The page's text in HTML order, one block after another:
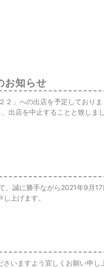
お知らせ
２」への出店を予定しておりま
出店を中止することと致しまし
、誠に勝手ながら2021年9月17
上げます。
いますよう宜しくお願い申し